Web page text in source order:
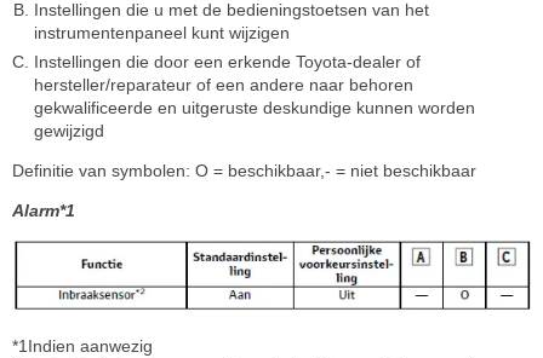
Instellingen die u met de bedieningstoetsen van het
instrumentenpaneel kunt wijzigen
Instellingen die door een erkende Toyota-dealer of
hersteller/reparateur of een andere naar behoren
gekwalificeerde en uitgeruste deskundige kunnen worden
gewijzigd
Definitie van symbolen: O = beschikbaar,- = niet beschikbaar
Alarm*1
*1Indien aanwezig